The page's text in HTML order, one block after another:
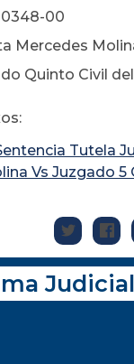
00
Mercedes
Quinto Civil
Tutela
Vs Juzgado 5
Judicial